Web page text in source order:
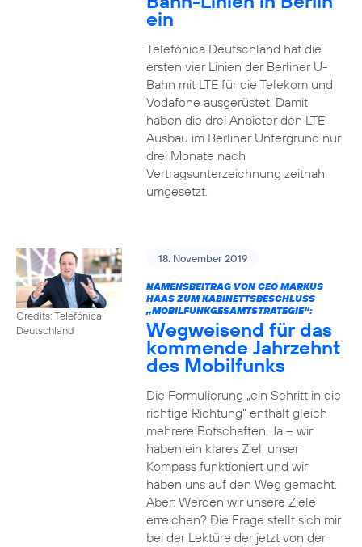
ein
Telefónica Deutschland hat die
ersten vier Linien der Berliner U-
Bahn mit LTE für die Telekom und
Vodafone ausgerüstet. Damit
haben die drei Anbieter den LTE-
Ausbau im Berliner Untergrund nur
drei Monate nach
Vertragsunterzeichnung zeitnah
umgesetzt.
Credits: Telefónica
Deutschland
18. November 2019
NAMENSBEITRAG VON CEO MARKUS
HAAS ZUM KABINETTSBESCHLUSS
„MOBILFUNKGESAMTSTRATEGIE“:
Wegweisend für das
kommende Jahrzehnt
des Mobilfunks
Die Formulierung „ein Schritt in die
richtige Richtung“ enthält gleich
mehrere Botschaften. Ja – wir
haben ein klares Ziel, unser
Kompass funktioniert und wir
haben uns auf den Weg gemacht.
Aber: Werden wir unsere Ziele
erreichen? Die Frage stellt sich mir
bei der Lektüre der jetzt von der